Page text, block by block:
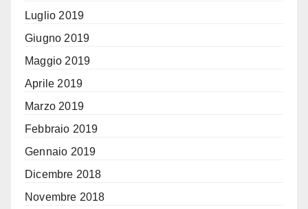
Luglio 2019
Giugno 2019
Maggio 2019
Aprile 2019
Marzo 2019
Febbraio 2019
Gennaio 2019
Dicembre 2018
Novembre 2018